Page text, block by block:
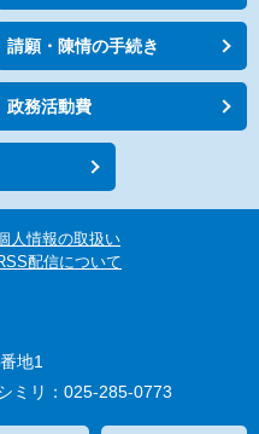
請願・陳情の手続き
政務活動費
人情報の取扱い
配信について
地1
ミリ：025-285-0773